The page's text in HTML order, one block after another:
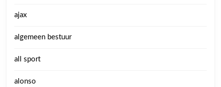
ajax
algemeen bestuur
all sport
alonso